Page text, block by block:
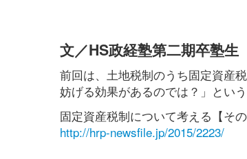
文／HS政経塾第二期卒塾
前回は、土地税制のうち固定資産
妨げる効果があるのでは？」とい
固定資産税制について考える【その
http://hrp-newsfile.jp/2015/2223/